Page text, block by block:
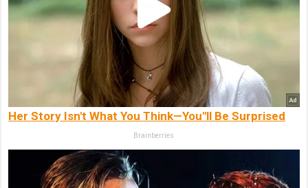
Her Story Isn't What You Think—You''ll Be Surprised
Brainberries